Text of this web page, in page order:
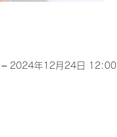
2024年12月24日 12:00